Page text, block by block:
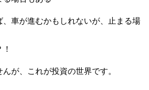
、車が進むかもしれないが、止まる場
が、これが投資の世界です。